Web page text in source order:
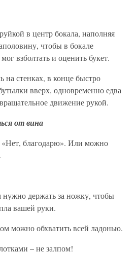
в центр бокала, наполняя
чтобы в бокале
взболтать и оценить букет.
на стенках, в конце быстро
вверх, одновременно едва
движение рукой.
от вина
благодарю». Или можно
держать за ножку, чтобы
вашей руки.
можно обхватить всей ладонью.
– не залпом!